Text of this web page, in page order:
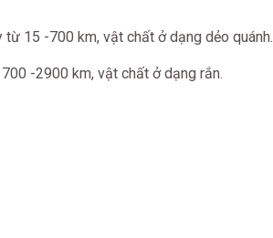
từ 15 -700 km, vật chất ở dạng dẻo quánh.
-2900 km, vật chất ở dạng rắn.